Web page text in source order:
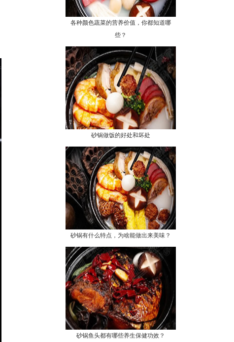
各种颜色蔬菜的营养价值，你都知道哪
些？
砂锅做饭的好处和坏处
砂锅有什么特点，为啥能做出来美味？
砂锅鱼头都有哪些养生保健功效？